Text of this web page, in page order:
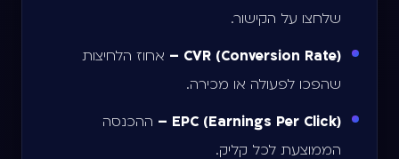
שלחצו על הקישור.
CVR (Conversion Rate) –
אחוז הלחיצות
שהפכו לפעולה או מכירה.
EPC (Earnings Per Click) –
ההכנסה
הממוצעת לכל קליק.